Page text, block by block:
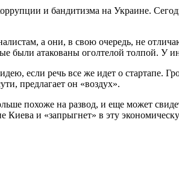
и бандитизма на Украине.
а они, в свою очередь, не
были атакованы оголтелой толпой. У
если речь все же идет о стартапе.
предлагает он «воздух».
похоже на развод, и еще может
Киева и «запрыгнет» в эту